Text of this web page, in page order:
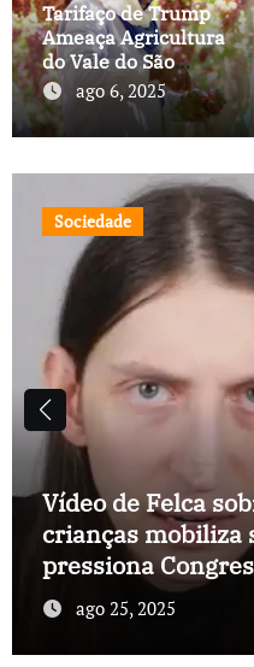
Tarifaço de Trump
Ameaça Agricultura
do Vale do São
Francisco, e Políticos
Buscam Soluções
ago 6, 2025
Sociedade
Vídeo de Felca
crianças mobiliza
pressiona
ago 25, 2025